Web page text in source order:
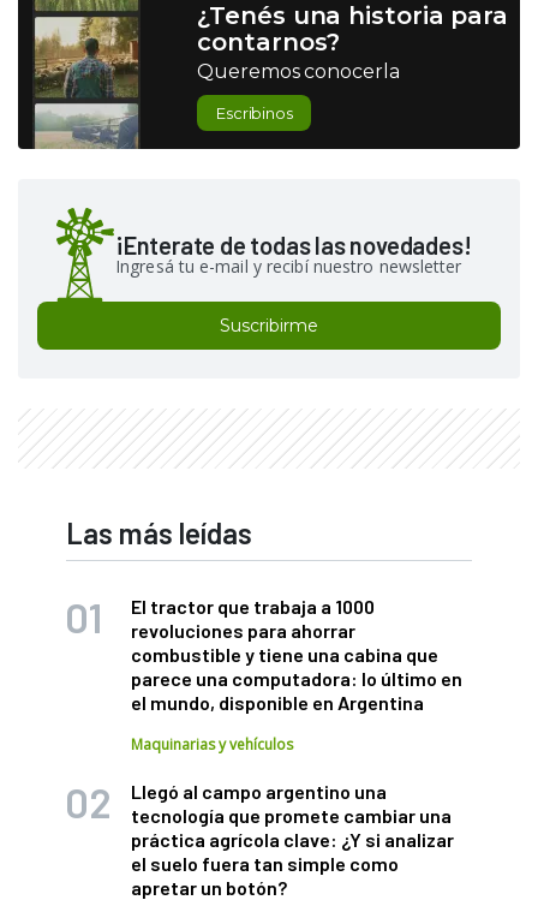
¿Tenés una historia para
contarnos?
Queremos conocerla
Escribinos
¡Enterate de todas las novedades!
Ingresá tu e-mail y recibí nuestro newsletter
Suscribirme
Las más leídas
El tractor que trabaja a 1000
revoluciones para ahorrar
combustible y tiene una cabina que
parece una computadora: lo último en
el mundo, disponible en Argentina
Maquinarias y vehículos
Llegó al campo argentino una
tecnología que promete cambiar una
práctica agrícola clave: ¿Y si analizar
el suelo fuera tan simple como
apretar un botón?